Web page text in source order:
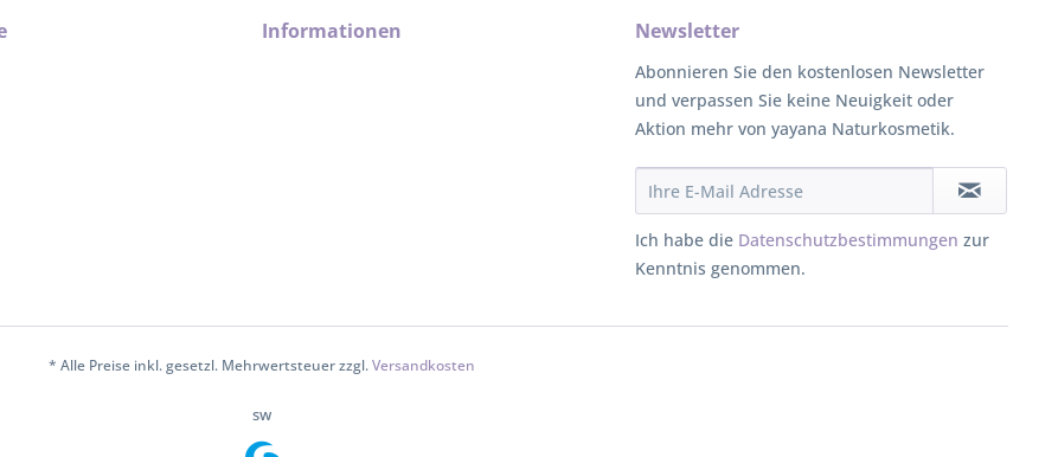
Informationen Newsletter
Abonnieren Sie den kostenlosen Newsletter
und verpassen Sie keine Neuigkeit oder
Aktion mehr von yayana Naturkosmetik.
Ich habe die Datenschutzbestimmungen zur
Kenntnis genommen.
* Alle Preise inkl. gesetzl. Mehrwertsteuer zzgl.Versandkosten
sw